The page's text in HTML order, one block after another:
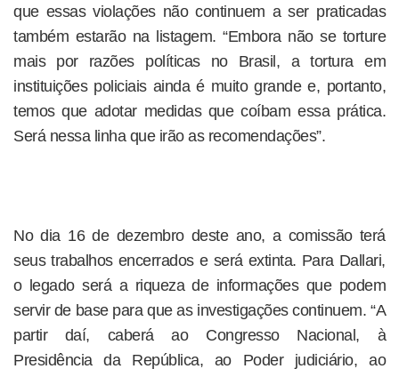
que essas violações não continuem a ser praticadas
também estarão na listagem. “Embora não se torture
mais por razões políticas no Brasil, a tortura em
instituições policiais ainda é muito grande e, portanto,
temos que adotar medidas que coíbam essa prática.
Será nessa linha que irão as recomendações”.
No dia 16 de dezembro deste ano, a comissão terá
seus trabalhos encerrados e será extinta. Para Dallari,
o legado será a riqueza de informações que podem
servir de base para que as investigações continuem. “A
partir daí, caberá ao Congresso Nacional, à
Presidência da República, ao Poder judiciário, ao